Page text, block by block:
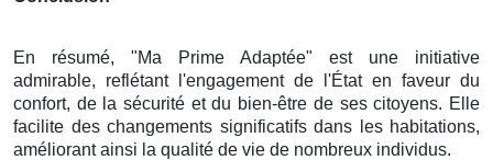
En résumé, "Ma Prime Adaptée" est une initiative
admirable, reflétant l'engagement de l'État en faveur du
confort, de la sécurité et du bien-être de ses citoyens. Elle
facilite des changements significatifs dans les habitations,
améliorant ainsi la qualité de vie de nombreux individus.